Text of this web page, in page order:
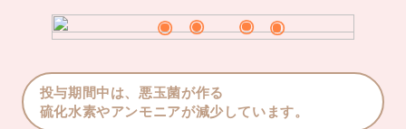
投与期間中は、悪玉菌が作る
硫化水素やアンモニアが減少しています。